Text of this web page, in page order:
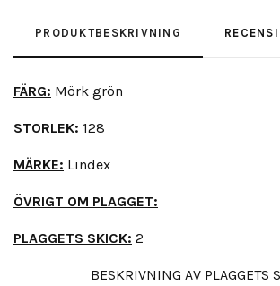
PRODUKTBESKRIVNING
FÄRG: Mörk grön
STORLEK: 128
MÄRKE: Lindex
ÖVRIGT OM PLAGGET:
PLAGGETS SKICK: 2
BESKRIVNING AV PLAGGETS